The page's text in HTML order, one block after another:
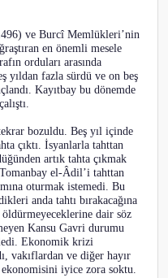
ve Burcî Memlükleri’nin
en önemli mesele
orduları arasında
yıldan fazla sürdü ve on beş
Kayıtbay bu dönemde
bozuldu. Beş yıl içinde
çıktı. İsyanlarla tahttan
artık tahta çıkmak
el-Âdil’i tahttan
oturmak istemedi. Bu
anda tahtı bırakacağına
dair söz
Kansu Gavri durumu
Ekonomik krizi
vakıflardan ve diğer hayır
iyice zora soktu.